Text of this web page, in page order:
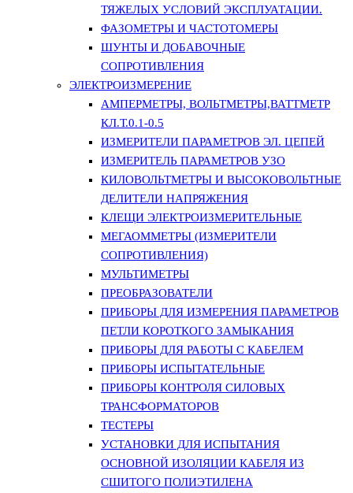
ТЯЖЕЛЫХ УСЛОВИЙ ЭКСПЛУАТАЦИИ.
ФАЗОМЕТРЫ И ЧАСТОТОМЕРЫ
ШУНТЫ И ДОБАВОЧНЫЕ
СОПРОТИВЛЕНИЯ
ЭЛЕКТРОИЗМЕРЕНИЕ
АМПЕРМЕТРЫ, ВОЛЬТМЕТРЫ,ВАТТМЕТР
КЛ.Т.0.1-0.5
ИЗМЕРИТЕЛИ ПАРАМЕТРОВ ЭЛ. ЦЕПЕЙ
ИЗМЕРИТЕЛЬ ПАРАМЕТРОВ УЗО
КИЛОВОЛЬТМЕТРЫ И ВЫСОКОВОЛЬТНЫЕ
ДЕЛИТЕЛИ НАПРЯЖЕНИЯ
КЛЕЩИ ЭЛЕКТРОИЗМЕРИТЕЛЬНЫЕ
МЕГАОММЕТРЫ (ИЗМЕРИТЕЛИ
СОПРОТИВЛЕНИЯ)
МУЛЬТИМЕТРЫ
ПРЕОБРАЗОВАТЕЛИ
ПРИБОРЫ ДЛЯ ИЗМЕРЕНИЯ ПАРАМЕТРОВ
ПЕТЛИ КОРОТКОГО ЗАМЫКАНИЯ
ПРИБОРЫ ДЛЯ РАБОТЫ С КАБЕЛЕМ
ПРИБОРЫ ИСПЫТАТЕЛЬНЫЕ
ПРИБОРЫ КОНТРОЛЯ СИЛОВЫХ
ТРАНСФОРМАТОРОВ
ТЕСТЕРЫ
УСТАНОВКИ ДЛЯ ИСПЫТАНИЯ
ОСНОВНОЙ ИЗОЛЯЦИИ КАБЕЛЯ ИЗ
СШИТОГО ПОЛИЭТИЛЕНА